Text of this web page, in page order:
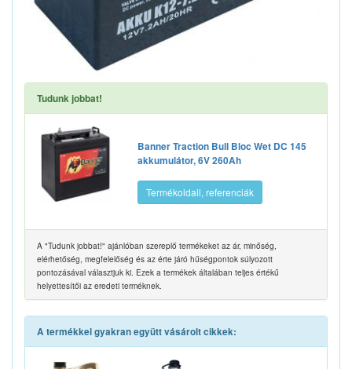
Tudunk jobbat!
Banner Traction Bull Bloc Wet DC 145
akkumulátor, 6V 260Ah
Termékoldall, referenciák
A "Tudunk jobbat!" ajánlóban szereplő termékeket az ár, minőség,
elérhetőség, megfelelőség és az érte járó hűségpontok súlyozott
pontozásával választjuk ki. Ezek a termékek általában teljes értékű
helyettesítői az eredeti terméknek.
A termékkel gyakran együtt vásárolt cikkek: